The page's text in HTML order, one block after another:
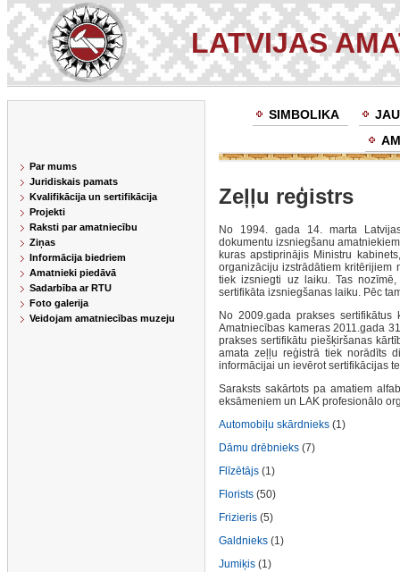
LATVIJAS
SIMBOLIKA
Par mums
Juridiskais pamats
Kvalifikācija un sertifikācija
Projekti
Raksti par amatniecību
Ziņas
Informācija biedriem
Amatnieki piedāvā
Sadarbība ar RTU
Foto galerija
Veidojam amatniecības muzeju
Zeļļu reģistrs
No 1994. gada 14. marta
dokumentu izsniegšanu
kuras apstiprinājis Ministru
organizāciju izstrādātiem kritērijiem
tiek izsniegti uz laiku. Tas
sertifikāta izsniegšanas laiku. Pēc
No 2009.gada prakses
Amatniecības kameras 2011.gada
prakses sertifikātu piešķiršanas
amata zeļļu reģistrā tiek norādīts
informācijai un ievērot sertifikācijas
Saraksts sakārtots pa amatiem
eksāmeniem un LAK profesionālo
Automobiļu skārdnieks (1)
Dāmu drēbnieks (7)
Flīzētājs (1)
Florists (50)
Frizieris (5)
Galdnieks (1)
Jumiķis (1)